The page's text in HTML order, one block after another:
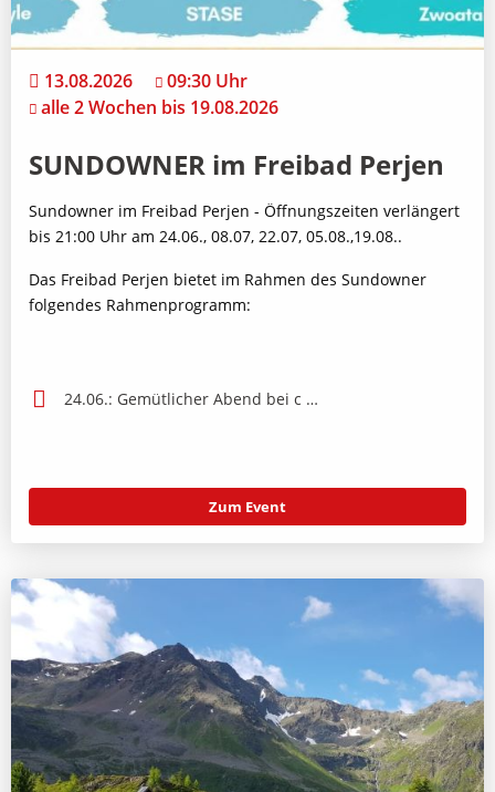
13.08.2026
09:30 Uhr
alle 2 Wochen bis 19.08.2026
SUNDOWNER im Freibad Perjen
Sundowner im Freibad Perjen - Öffnungszeiten verlängert
bis 21:00 Uhr am 24.06., 08.07, 22.07, 05.08.,19.08..
Das Freibad Perjen bietet im Rahmen des Sundowner
folgendes Rahmenprogramm:
24.06.: Gemütlicher Abend bei c …
Zum Event